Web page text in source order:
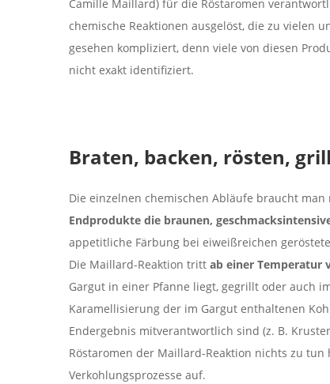
Camille Maillard) für die Röstaromen
chemische Reaktionen ausgelöst, die zu vielen
gesehen kompliziert, denn viele von diesen
nicht exakt identifiziert.
Braten, backen, rösten,
Die einzelnen chemischen Abläufe braucht
Endprodukte die braunen,
appetitliche Färbung bei eiweißreichen
Die Maillard-Reaktion tritt ab einer Temperatur
Gargut in einer Pfanne liegt, gegrillt oder auch
Karamellisierung der im Gargut enthaltenen
Endergebnis mitverantwortlich sind (z. B.
Röstaromen der Maillard-Reaktion nichts zu
Verkohlungsprozesse auf.